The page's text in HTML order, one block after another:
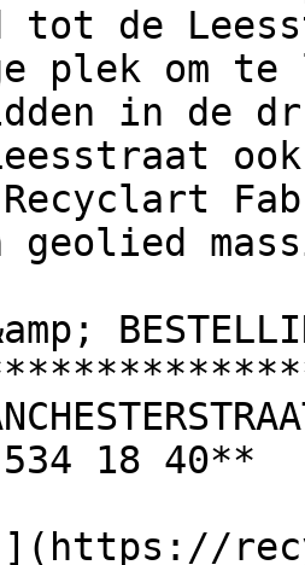
tot de
plek om te
in de
18 40**